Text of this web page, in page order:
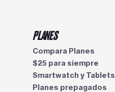
PLANES
Compara Planes
$25 para siempre
Smartwatch y Tablets
Planes prepagados